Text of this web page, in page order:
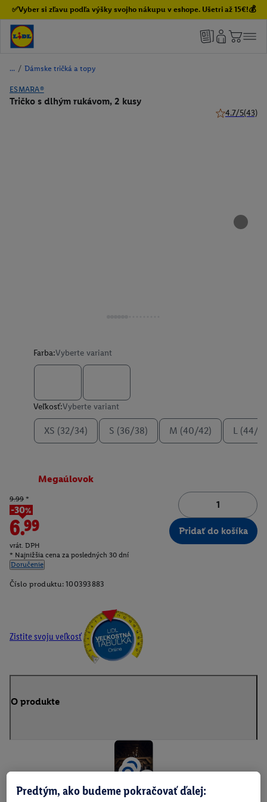
✅Vyber si zľavu podľa výšky svojho nákupu v eshope. Ušetri až 15€!💰
/ Dámske tričká a topy
ESMARA®
Tričko s dlhým rukávom, 2 kusy
4.7/5(43)
Farba:Vyberte variant
Veľkosť:Vyberte variant
XS (32/34) S (36/38) M (40/42) L (44/
Megaúlovok
9.99 *
-30%
6.99
vrát. DPH
* Najnižšia cena za posledných 30 dní
Doručenie
Pridať do košíka
Číslo produktu: 100393883
Zistite svoju veľkosť
O produkte
Predtým, ako budeme pokračovať ďalej: